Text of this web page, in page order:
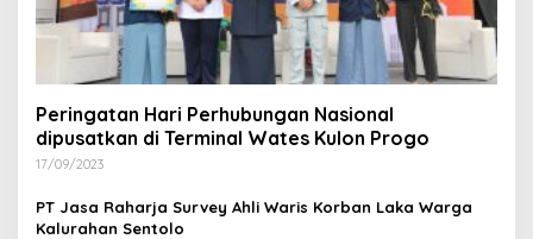
Peringatan Hari Perhubungan Nasional
dipusatkan di Terminal Wates Kulon Progo
17/09/2023
PT Jasa Raharja Survey Ahli Waris Korban Laka Warga
Kalurahan Sentolo